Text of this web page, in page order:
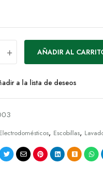
+ AÑADIR AL
a la lista de deseos
Electrodomésticos, Escobillas,